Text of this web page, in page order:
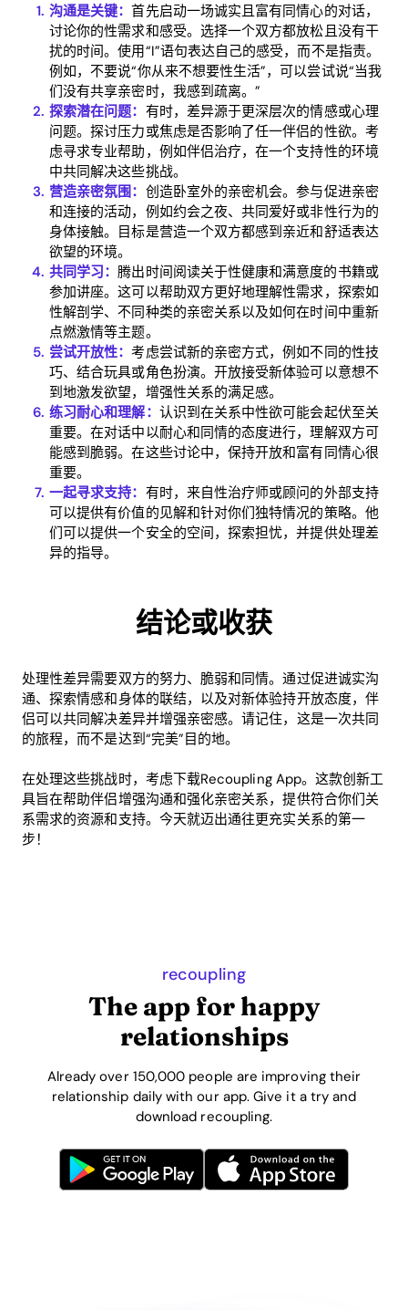
Home
Blog
Download
沟通是关键：首先启动一场诚实且富有同情心的对话，
讨论你的性需求和感受。选择一个双方都放松且没有干
扰的时间。使用“I”语句表达自己的感受，而不是指责。
例如，不要说“你从来不想要性生活”，可以尝试说“当我
们没有共享亲密时，我感到疏离。”
探索潜在问题： 有时，差异源于更深层次的情感或心理
问题。探讨压力或焦虑是否影响了任一伴侣的性欲。考
虑寻求专业帮助，例如伴侣治疗，在一个支持性的环境
中共同解决这些挑战。
营造亲密氛围： 创造卧室外的亲密机会。参与促进亲密
和连接的活动，例如约会之夜、共同爱好或非性行为的
身体接触。目标是营造一个双方都感到亲近和舒适表达
欲望的环境。
共同学习：腾出时间阅读关于性健康和满意度的书籍或
参加讲座。这可以帮助双方更好地理解性需求，探索如
性解剖学、不同种类的亲密关系以及如何在时间中重新
点燃激情等主题。
尝试开放性：考虑尝试新的亲密方式，例如不同的性技
巧、结合玩具或角色扮演。开放接受新体验可以意想不
到地激发欲望，增强性关系的满足感。
练习耐心和理解： 认识到在关系中性欲可能会起伏至关
重要。在对话中以耐心和同情的态度进行，理解双方可
能感到脆弱。在这些讨论中，保持开放和富有同情心很
重要。
一起寻求支持： 有时，来自性治疗师或顾问的外部支持
可以提供有价值的见解和针对你们独特情况的策略。他
们可以提供一个安全的空间，探索担忧，并提供处理差
异的指导。
结论或收获
处理性差异需要双方的努力、脆弱和同情。通过促进诚实沟
通、探索情感和身体的联结，以及对新体验持开放态度，伴
侣可以共同解决差异并增强亲密感。请记住，这是一次共同
的旅程，而不是达到“完美”目的地。
在处理这些挑战时，考虑下载Recoupling App。这款创新工
具旨在帮助伴侣增强沟通和强化亲密关系，提供符合你们关
系需求的资源和支持。今天就迈出通往更充实关系的第一
步！
recoupling
The app for happy
relationships
Already over 150,000 people are improving their
relationship daily with our app. Give it a try and
download recoupling.